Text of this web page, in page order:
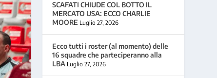
SCAFATI CHIUDE COL BOTTO IL
MERCATO USA: ECCO CHARLIE
MOORE Luglio 27, 2026
Ecco tutti i roster (al momento) delle
16 squadre che parteciperanno alla
LBA Luglio 27, 2026